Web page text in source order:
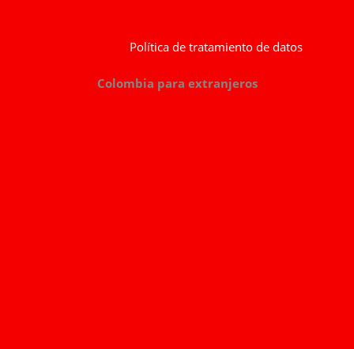
Política de tratamiento de datos
Colombia para extranjeros